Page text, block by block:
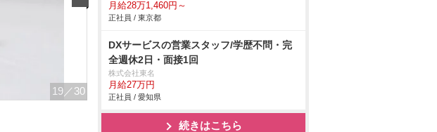
19 ／30
月給28万1,460円～
正社員 / 東京都
DXサービスの営業スタッフ/学歴不問・完
全週休2日・面接1回
株式会社東名
月給27万円
正社員 / 愛知県
続きはこちら